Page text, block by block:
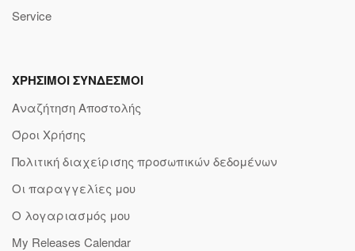
Service
ΧΡΗΣΙΜΟΙ ΣΥΝΔΕΣΜΟΙ
Αναζήτηση Αποστολής
Όροι Χρήσης
Πολιτική διαχείρισης προσωπικών δεδομένων
Οι παραγγελίες μου
Ο λογαριασμός μου
My Releases Calendar